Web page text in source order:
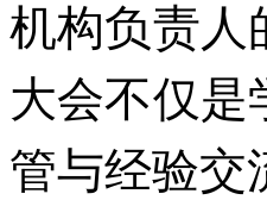
机构负责人
大会不仅是
管与经验交